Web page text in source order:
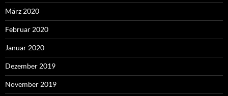
März 2020
Februar 2020
Januar 2020
Dezember 2019
November 2019